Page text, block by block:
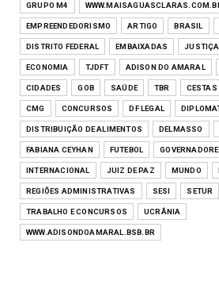
GRUPO M4
EMPREENDEDORISMO ARTIGO BRASIL
DISTRITO FEDERAL EMBAIXADAS JUSTIÇA
ECONOMIA TJDFT ADISON DO AMARAL
CIDADES GOB SAÚDE TBR
CMG CONCURSOS DF LEGAL
DISTRIBUIÇÃO DE ALIMENTOS DELMASSO
FABIANA CEYHAN FUTEBOL
INTERNACIONAL JUIZ DE PAZ MUNDO
REGIÕES ADMINISTRATIVAS SESI SETUR
TRABALHO E CONCURSOS UCRÂNIA
WWW.ADISONDOAMARAL.BSB.BR